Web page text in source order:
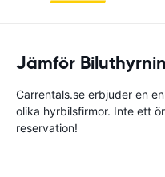
Jämför
Carrentals.se erbjuder en
olika hyrbilsfirmor. Inte ett
reservation!